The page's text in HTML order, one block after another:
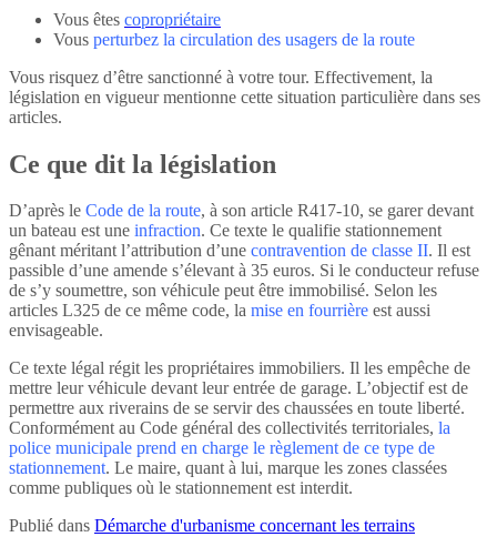
Vous êtes copropriétaire
Vous perturbez la circulation des usagers de la route
Vous risquez d’être sanctionné à votre tour. Effectivement, la
législation en vigueur mentionne cette situation particulière dans ses
articles.
Ce que dit la législation
D’après le Code de la route, à son article R417-10, se garer devant
un bateau est une infraction. Ce texte le qualifie stationnement
gênant méritant l’attribution d’une contravention de classe II. Il est
passible d’une amende s’élevant à 35 euros. Si le conducteur refuse
de s’y soumettre, son véhicule peut être immobilisé. Selon les
articles L325 de ce même code, la mise en fourrière est aussi
envisageable.
Ce texte légal régit les propriétaires immobiliers. Il les empêche de
mettre leur véhicule devant leur entrée de garage. L’objectif est de
permettre aux riverains de se servir des chaussées en toute liberté.
Conformément au Code général des collectivités territoriales, la
police municipale prend en charge le règlement de ce type de
stationnement. Le maire, quant à lui, marque les zones classées
comme publiques où le stationnement est interdit.
Publié dans Démarche d'urbanisme concernant les terrains